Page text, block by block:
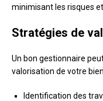
minimisant les risques
Stratégies de
Un bon gestionnaire
valorisation de votre
Identification des